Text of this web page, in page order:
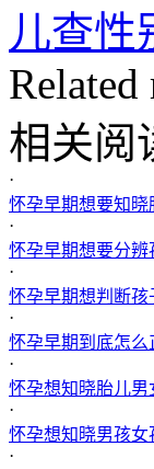
儿查性
Related
相关阅
·
怀孕早期想要知晓
·
怀孕早期想要分辨
·
怀孕早期想判断孩
·
怀孕早期到底怎么
·
怀孕想知晓胎儿男
·
怀孕想知晓男孩女
·